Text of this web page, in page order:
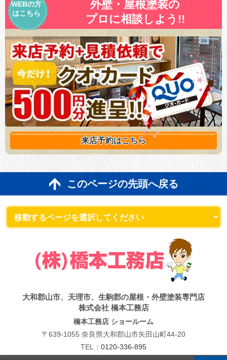
WEBの方
はこちら
外壁・屋根塗装の
プロに相談しよう!!
来店予約はこちら
このページの先頭へ戻る
大和郡山市、天理市、生駒郡の屋根・外壁塗装専門店
株式会社 橋本工務店
橋本工務店 ショールーム
〒639-1055 奈良県大和郡山市矢田山町44-20
TEL： 0120-336-895